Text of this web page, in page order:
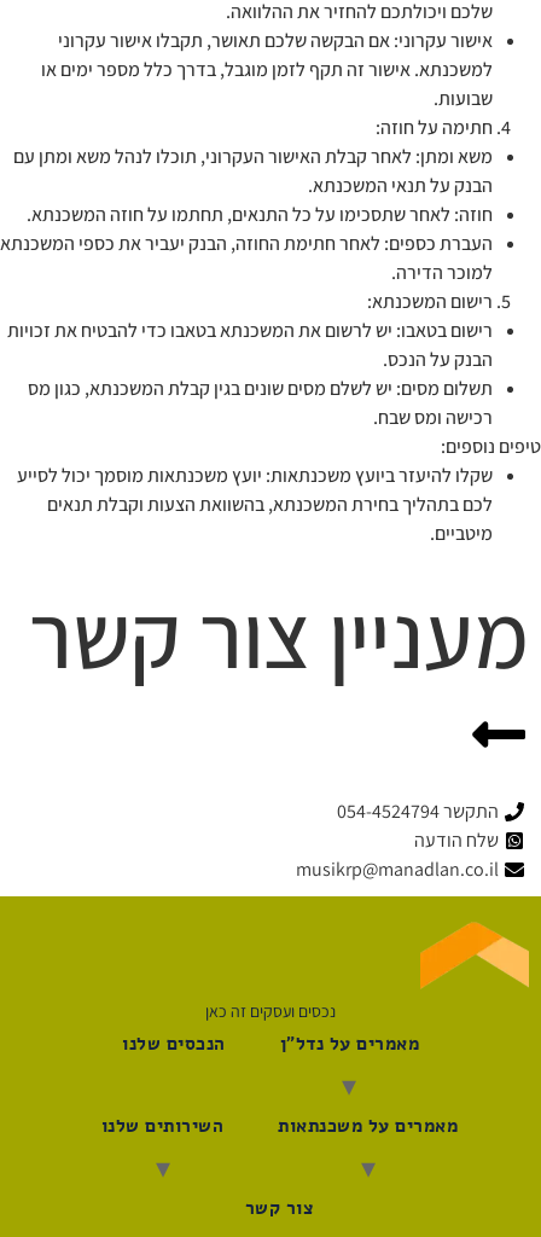
שלכם ויכולתכם להחזיר את ההלוואה.
אישור עקרוני: אם הבקשה שלכם תאושר, תקבלו אישור עקרוני
למשכנתא. אישור זה תקף לזמן מוגבל, בדרך כלל מספר ימים או
שבועות.
חתימה על חוזה:
משא ומתן: לאחר קבלת האישור העקרוני, תוכלו לנהל משא ומתן עם
הבנק על תנאי המשכנתא.
חוזה: לאחר שתסכימו על כל התנאים, תחתמו על חוזה המשכנתא.
העברת כספים: לאחר חתימת החוזה, הבנק יעביר את כספי המשכנתא
למוכר הדירה.
רישום המשכנתא:
רישום בטאבו: יש לרשום את המשכנתא בטאבו כדי להבטיח את זכויות
הבנק על הנכס.
תשלום מסים: יש לשלם מסים שונים בגין קבלת המשכנתא, כגון מס
רכישה ומס שבח.
טיפים נוספים:
שקלו להיעזר ביועץ משכנתאות: יועץ משכנתאות מוסמך יכול לסייע
לכם בתהליך בחירת המשכנתא, בהשוואת הצעות וקבלת תנאים
מיטביים.
מעניין צור קשר
התקשר 054-4524794
שלח הודעה
musikrp@manadlan.co.il
נכסים ועסקים זה כאן
מאמרים על נדל"ן הנכסים שלנו
מאמרים על משכנתאות השירותים שלנו
צור קשר